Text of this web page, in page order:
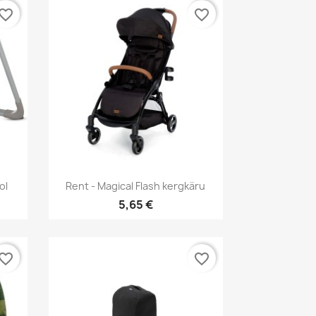
Kiirvaade
Rent - Magical Flash kergkäru
5,65 €
favorite_border
favorite_border